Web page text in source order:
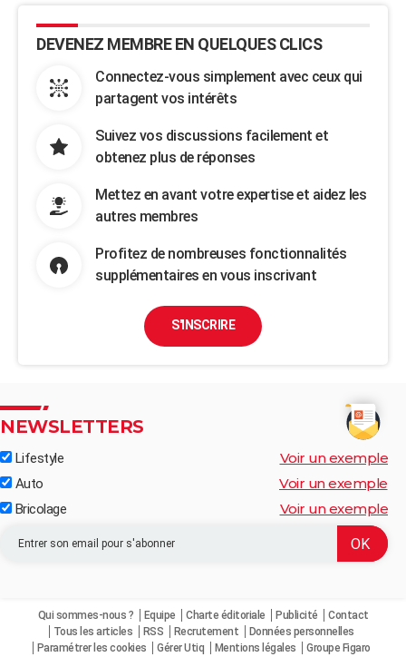
DEVENEZ MEMBRE EN QUELQUES CLICS
Connectez-vous simplement avec ceux qui
partagent vos intérêts
Suivez vos discussions facilement et
obtenez plus de réponses
Mettez en avant votre expertise et aidez les
autres membres
Profitez de nombreuses fonctionnalités
supplémentaires en vous inscrivant
S'INSCRIRE
NEWSLETTERS
Lifestyle Voir un exemple
Auto Voir un exemple
Bricolage Voir un exemple
Qui sommes-nous ? Equipe Charte éditoriale Publicité
Contact
Tous les articles
RSS Recrutement
Données personnelles
Paramétrer les cookies
Gérer Utiq Mentions légales Groupe Figaro